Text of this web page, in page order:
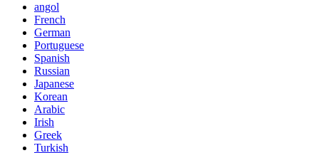
angol
French
German
Portuguese
Spanish
Russian
Japanese
Korean
Arabic
Irish
Greek
Turkish